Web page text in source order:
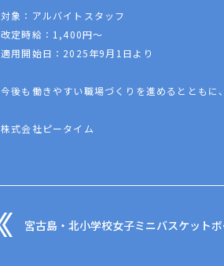
対象：アルバイトスタッフ
改定時給：1,400円～
適用開始日：2025年9月1日より
今後も働きやすい職場づくりを進めるとともに
株式会社ピータイム